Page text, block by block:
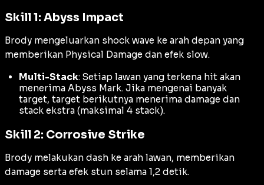
Skill 1: Abyss Impact
Brody mengeluarkan shock wave ke arah depan yang
memberikan Physical Damage dan efek slow.
Multi-Stack: Setiap lawan yang terkena hit akan
menerima Abyss Mark. Jika mengenai banyak
target, target berikutnya menerima damage dan
stack ekstra (maksimal 4 stack).
Skill 2: Corrosive Strike
Brody melakukan dash ke arah lawan, memberikan
damage serta efek stun selama 1,2 detik.